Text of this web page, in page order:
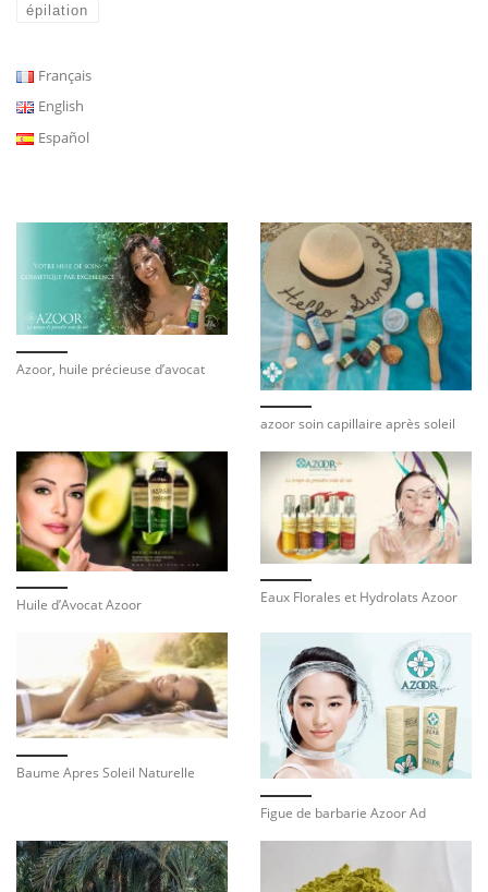
épilation
Français
English
Español
Azoor, huile précieuse d’avocat
azoor soin capillaire après soleil
Huile d’Avocat Azoor Eaux Florales et Hydrolats Azoor
Baume Apres Soleil Naturelle
Figue de barbarie Azoor Ad